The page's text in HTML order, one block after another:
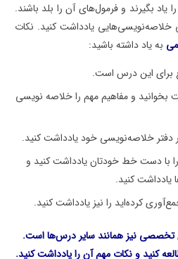
یاد بگیرند و فرمول‌های آن را بلد باشند.
یادداشت کنید. نکات
به یاد داشته باشید:
برای این درس است.
بخوانید و مفاهیم مهم را خلاصه نویسی
دفتر خلاصه‌نویسی خود یادداشت کنید.
را با دست خط خودتان یادداشت کنید و
یادداشت کنید.
کرده‌اید را نیز یادداشت کنید.
نیز همانند سایر درس‌ها است.
کنید و نکات مهم آن را یادداشت کنید.